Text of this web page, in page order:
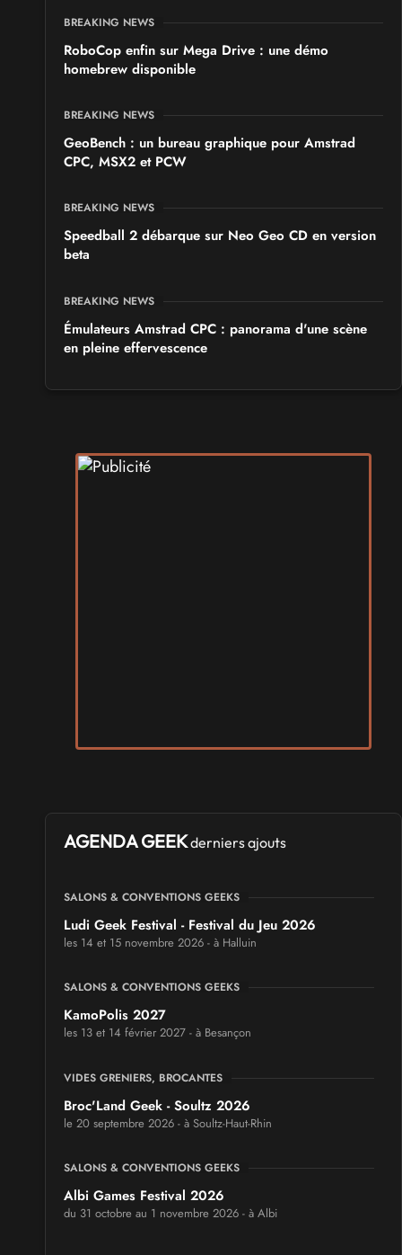
BREAKING NEWS
RoboCop enfin sur Mega Drive : une démo
homebrew disponible
BREAKING NEWS
GeoBench : un bureau graphique pour Amstrad
CPC, MSX2 et PCW
BREAKING NEWS
Speedball 2 débarque sur Neo Geo CD en version
beta
BREAKING NEWS
Émulateurs Amstrad CPC : panorama d'une scène
en pleine effervescence
AGENDA GEEKderniers ajouts
SALONS & CONVENTIONS GEEKS
Ludi Geek Festival - Festival du Jeu 2026
les 14 et 15 novembre 2026 - à Halluin
SALONS & CONVENTIONS GEEKS
KamoPolis 2027
les 13 et 14 février 2027 - à Besançon
VIDES GRENIERS, BROCANTES
Broc'Land Geek - Soultz 2026
le 20 septembre 2026 - à Soultz-Haut-Rhin
SALONS & CONVENTIONS GEEKS
Albi Games Festival 2026
du 31 octobre au 1 novembre 2026 - à Albi